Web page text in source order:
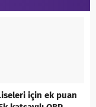
için ek puan